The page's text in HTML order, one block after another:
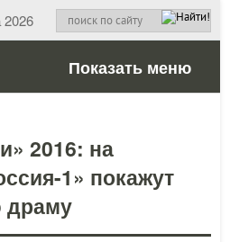
2026
Показать меню
2016: на
1» покажут
драму